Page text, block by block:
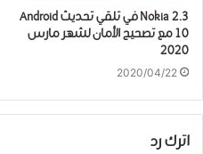
Nokia 2.3 في تلقي تحديث Android
10 مع تصحيح الأمان لشهر مارس
2020
2020/04/22
اترك رد